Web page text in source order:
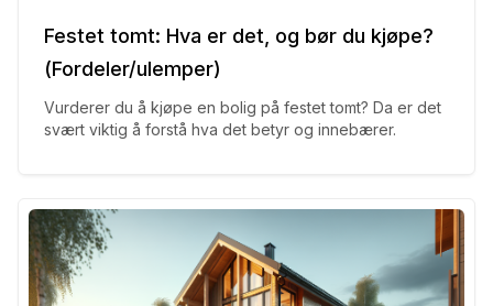
Festet tomt: Hva er det, og bør du kjøpe?
(Fordeler/ulemper)
Vurderer du å kjøpe en bolig på festet tomt? Da er det
svært viktig å forstå hva det betyr og innebærer.